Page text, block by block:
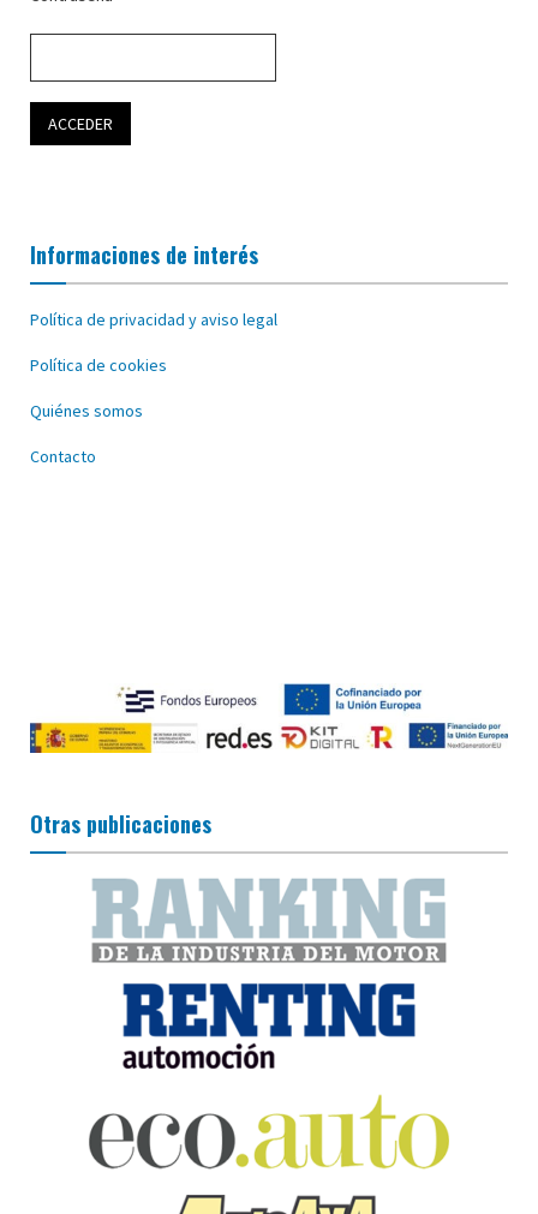
Informaciones de interés
Política de privacidad y aviso legal
Política de cookies
Quiénes somos
Contacto
Otras publicaciones